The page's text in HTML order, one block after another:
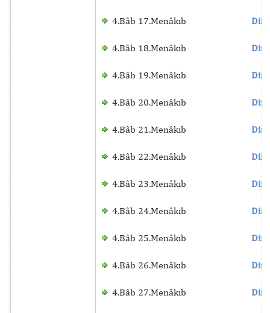
4.Bâb 17.Menâkıb
4.Bâb 18.Menâkıb
4.Bâb 19.Menâkıb
4.Bâb 20.Menâkıb
4.Bâb 21.Menâkıb
4.Bâb 22.Menâkıb
4.Bâb 23.Menâkıb
4.Bâb 24.Menâkıb
4.Bâb 25.Menâkıb
4.Bâb 26.Menâkıb
4.Bâb 27.Menâkıb